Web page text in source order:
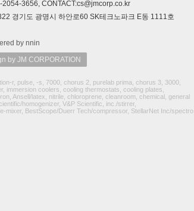
3656, CONTACT:cs@jmcorp.co.kr
경기도 광명시 하안로60 SK테크노파크 E동 1111호
by nnin
by JM CORPORATION
r, pulse, -s, 7000, chorus 2, purelab prima, chorus 3, 3000,
immersion coolers, cooling thermostats, cooling plates,
Ansell/latex, nitrile, chloroprene, cleanroom, chemical, general
homogenizer, V&P Scientific, inc./stirrer,
mixer, BestScope/Duerr Tech/compressor, StellarNet Inc/spectro